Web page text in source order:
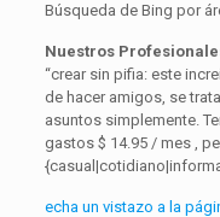
Búsqueda de Bing por
Nuestros
“crear sin pifia: este
de hacer amigos, se
asuntos simplemente.
gastos $ 14.95 / mes ,
echa un vistazo a la